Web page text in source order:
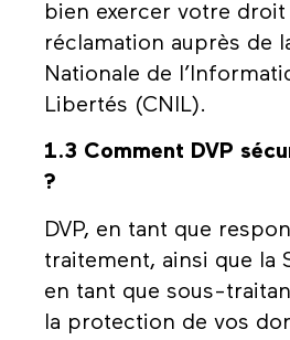
bien exercer votre droit
réclamation auprès de
Nationale de
Libertés (CNIL).
1.3 Comment DVP
?
DVP, en tant que
traitement, ainsi que la
en tant que sous-
la protection de vos